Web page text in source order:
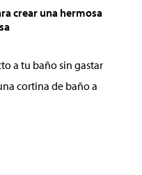
crear una hermosa
a tu baño sin gastar
cortina de baño a